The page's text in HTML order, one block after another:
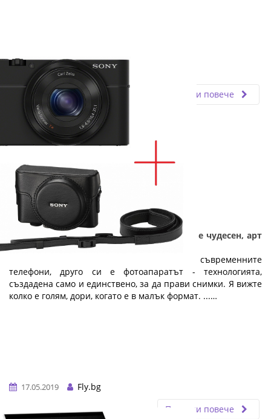
19.04.2024
Fly.bg
Прочети повече
Подарък за абитуриенти - Фотоапаратът е чудесен, арт
подарък за абитуриентски бал
Колкото и да са добри камерите на съвременните
телефони, друго си е фотоапаратът - технологията,
създадена само и единствено, за да прави снимки. Я вижте
колко е голям, дори, когато е в малък формат. ...…
17.05.2019
Fly.bg
Прочети повече